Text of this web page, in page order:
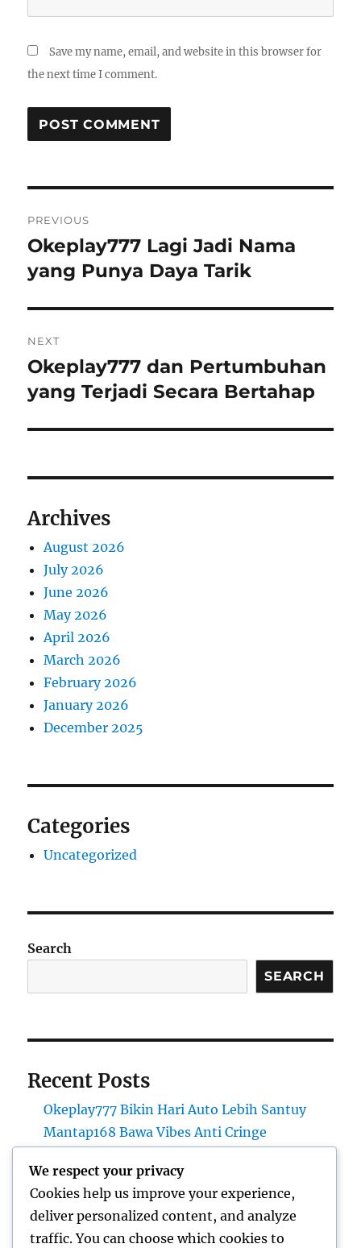
Save my name, email, and website in this browser for
the next time I comment.
navigation
PREVIOUS
Previous
post:
Okeplay777 Lagi Jadi Nama
yang Punya Daya Tarik
NEXT
Next
post:
Okeplay777 dan Pertumbuhan
yang Terjadi Secara Bertahap
Archives
August 2026
July 2026
June 2026
May 2026
April 2026
March 2026
February 2026
January 2026
December 2025
Categories
Uncategorized
Search
SEARCH
Recent Posts
Okeplay777 Bikin Hari Auto Lebih Santuy
Mantap168 Bawa Vibes Anti Cringe
Bebas
Mantap168 Kayak Sudut Kota yang Penuh
Cerita
We respect your privacy
Cookies help us improve your experience,
deliver personalized content, and analyze
traffic. You can choose which cookies to